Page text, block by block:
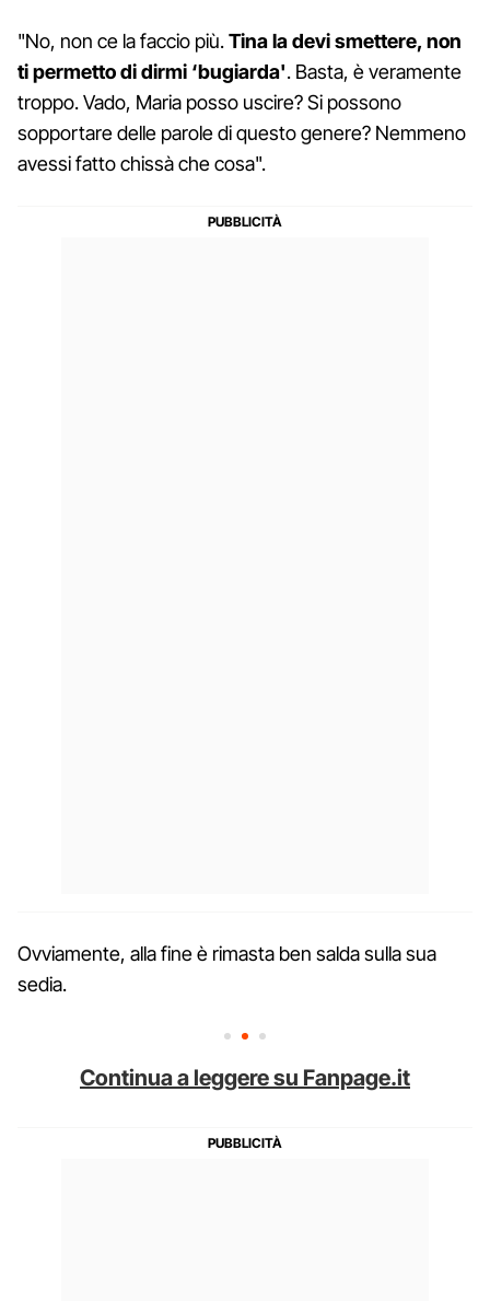
"No, non ce la faccio più.Tina la devi smettere, non
ti permetto di dirmi ‘bugiarda'. Basta, è veramente
troppo. Vado, Maria posso uscire? Si possono
sopportare delle parole di questo genere? Nemmeno
avessi fatto chissà che cosa".
Ovviamente, alla fine è rimasta ben salda sulla sua
sedia.
Continua a leggere su Fanpage.it